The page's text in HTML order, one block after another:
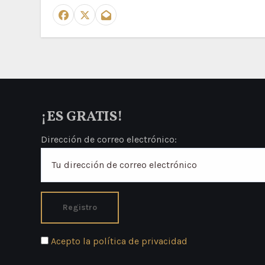
¡ES GRATIS!
Dirección de correo electrónico:
Acepto la política de privacidad